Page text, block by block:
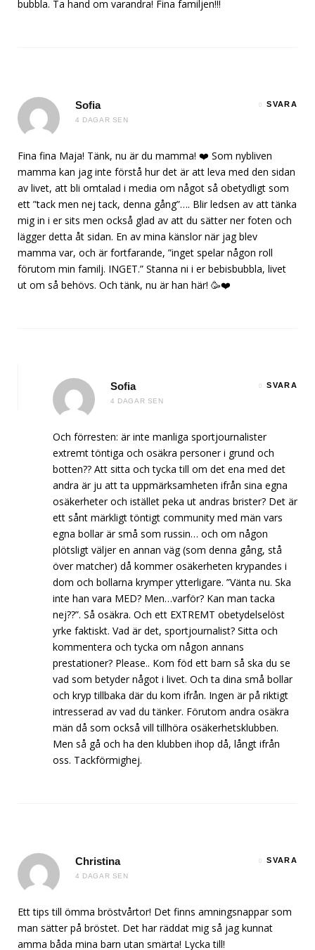
bubbla. Ta hand om varandra! Fina familjen!!!
Sofia
4 DAGAR SEN
SVARA
Fina fina Maja! Tänk, nu är du mamma! ❤️ Som nybliven
mamma kan jag inte förstå hur det är att leva med den sidan
av livet, att bli omtalad i media om något så obetydligt som
ett ”tack men nej tack, denna gång”…. Blir ledsen av att tänka
mig in i er sits men också glad av att du sätter ner foten och
lägger detta åt sidan. En av mina känslor när jag blev
mamma var, och är fortfarande, ”inget spelar någon roll
förutom min familj. INGET.” Stanna ni i er bebisbubbla, livet
ut om så behövs. Och tänk, nu är han här! 🥳❤️
Sofia
4 DAGAR SEN
SVARA
Och förresten: är inte manliga sportjournalister
extremt töntiga och osäkra personer i grund och
botten?? Att sitta och tycka till om det ena med det
andra är ju att ta uppmärksamheten ifrån sina egna
osäkerheter och istället peka ut andras brister? Det är
ett sånt märkligt töntigt community med män vars
egna bollar är små som russin… och om någon
plötsligt väljer en annan väg (som denna gång, stå
över matcher) då kommer osäkerheten krypandes i
dom och bollarna krymper ytterligare. ”Vänta nu. Ska
inte han vara MED? Men…varför? Kan man tacka
nej??”. Så osäkra. Och ett EXTREMT obetydelselöst
yrke faktiskt. Vad är det, sportjournalist? Sitta och
kommentera och tycka om någon annans
prestationer? Please.. Kom föd ett barn så ska du se
vad som betyder något i livet. Och ta dina små bollar
och kryp tillbaka där du kom ifrån. Ingen är på riktigt
intresserad av vad du tänker. Förutom andra osäkra
män då som också vill tillhöra osäkerhetsklubben.
Men så gå och ha den klubben ihop då, långt ifrån
oss. Tackförmighej.
Christina
4 DAGAR SEN
SVARA
Ett tips till ömma bröstvårtor! Det finns amningsnappar som
man sätter på bröstet. Det har räddat mig så jag kunnat
amma båda mina barn utan smärta! Lycka till!